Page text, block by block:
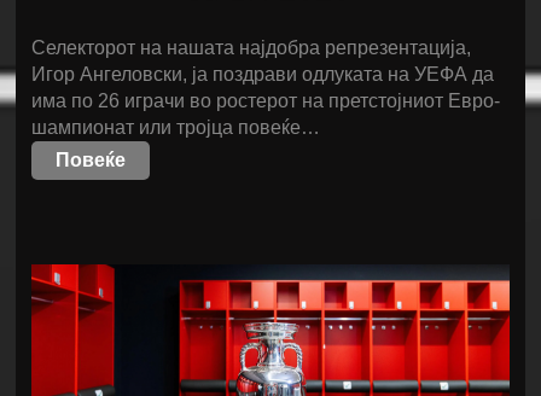
Селекторот на нашата најдобра репрезентација,
Игор Ангеловски, ја поздрави одлуката на УЕФА да
има по 26 играчи во ростерот на претстојниот Евро-
шампионат или тројца повеќе…
Повеќе